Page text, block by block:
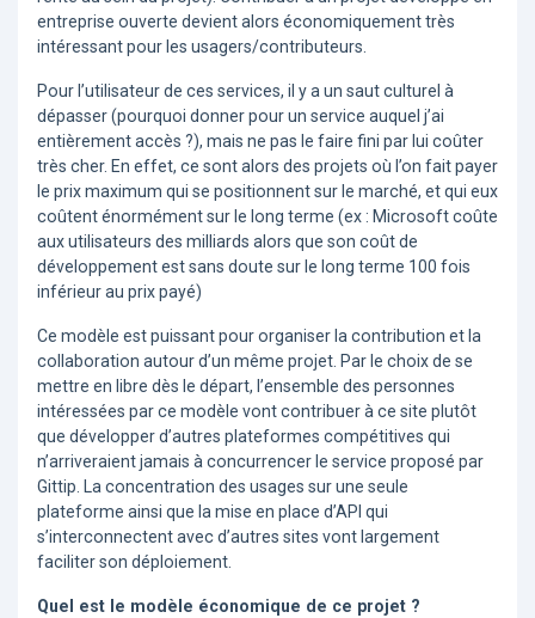
entreprise ouverte devient alors économiquement très
intéressant pour les usagers/contributeurs.
Pour l’utilisateur de ces services, il y a un saut culturel à
dépasser (pourquoi donner pour un service auquel j’ai
entièrement accès ?), mais ne pas le faire fini par lui coûter
très cher. En effet, ce sont alors des projets où l’on fait payer
le prix maximum qui se positionnent sur le marché, et qui eux
coûtent énormément sur le long terme (ex : Microsoft coûte
aux utilisateurs des milliards alors que son coût de
développement est sans doute sur le long terme 100 fois
inférieur au prix payé)
Ce modèle est puissant pour organiser la contribution et la
collaboration autour d’un même projet. Par le choix de se
mettre en libre dès le départ, l’ensemble des personnes
intéressées par ce modèle vont contribuer à ce site plutôt
que développer d’autres plateformes compétitives qui
n’arriveraient jamais à concurrencer le service proposé par
Gittip. La concentration des usages sur une seule
plateforme ainsi que la mise en place d’API qui
s’interconnectent avec d’autres sites vont largement
faciliter son déploiement.
Quel est le modèle économique de ce projet ?